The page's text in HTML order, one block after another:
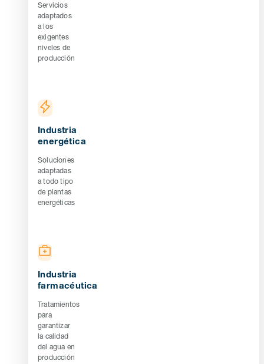
Servicios
adaptados
a los
exigentes
niveles de
producción
Industria
energética
Soluciones
adaptadas
a todo tipo
de plantas
energéticas
Industria
farmacéutica
Tratamientos
para
garantizar
la calidad
del agua en
producción